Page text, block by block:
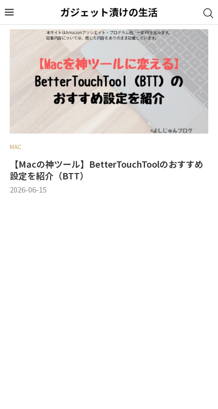
ガジェット漬けの生活
本サイトはAmazonアソシエイト・プログラム他、一部PRを含みます。
記事内容については、感じた内容をありのまま記載しています。
MAC
【Macの神ツール】BetterTouchToolのおすすめ
設定を紹介（BTT）
2026-06-15